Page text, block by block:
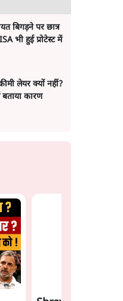
बिगड़ने पर छात्र
भी हुई प्रोटेस्ट में
लेयर क्यों नहीं?
बताया कारण